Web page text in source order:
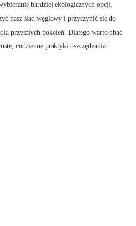
bardziej ekologicznych opcji,
nasz ślad węglowy i przyczynić się do
przyszłych pokoleń. Dlatego warto dbać
codzienne praktyki oszczędzania